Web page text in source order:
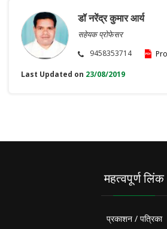
डॉ नरेंद्र कुमार आर्य
सहेयक प्रोफेसर
9458353714
Last Updated on 23/08/2019
महत्वपूर्ण लिंक
प्रकाशन / पत्रिका